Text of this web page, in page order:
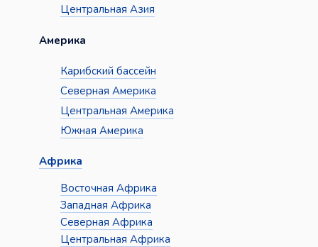
Центральная Азия
Америка
Карибский бассейн
Северная Америка
Центральная Америка
Южная Америка
Африка
Восточная Африка
Западная Африка
Северная Африка
Центральная Африка